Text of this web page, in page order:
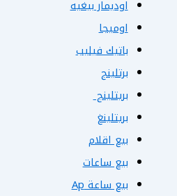
اوديمار بيغيه
اوميجا
باتيك فيليب
برتلينج
بريتلينج
بريتلينغ
بيع اقلام
بيع ساعات
بيع ساعة Ap